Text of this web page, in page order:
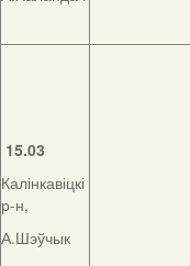
15.03
Калінкавіцкі
р-н,
А.Шэўчык